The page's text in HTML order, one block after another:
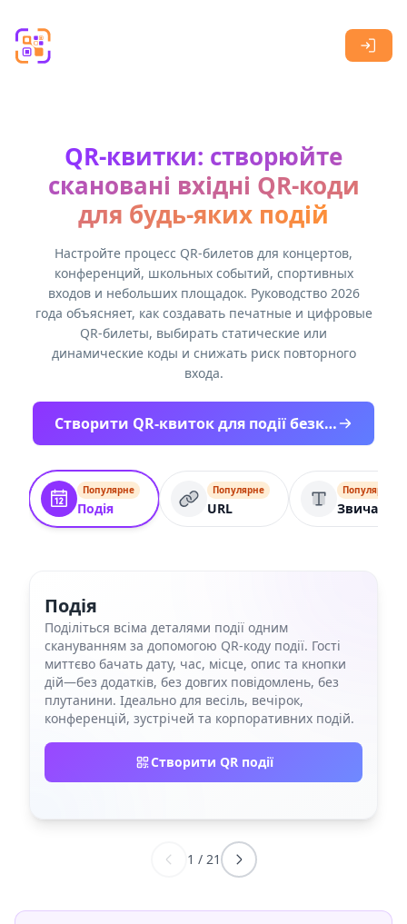
QR-квитки: створюйте
скановані вхідні QR-коди
для будь-яких подій
Настройте процесс QR-билетов для концертов,
конференций, школьных событий, спортивных
входов и небольших площадок. Руководство 2026
года объясняет, как создавать печатные и цифровые
QR-билеты, выбирать статические или
динамические коды и снижать риск повторного
входа.
Створити QR-квиток для події безкоштовно
Популярне
Подія
Популярне
URL
Популярне
Подія
Поділіться всіма деталями події одним
скануванням за допомогою QR-коду події. Гості
миттєво бачать дату, час, місце, опис та кнопки
дій—без додатків, без довгих повідомлень, без
плутанини. Ідеально для весіль, вечірок,
конференцій, зустрічей та корпоративних подій.
Створити QR події
1 / 21